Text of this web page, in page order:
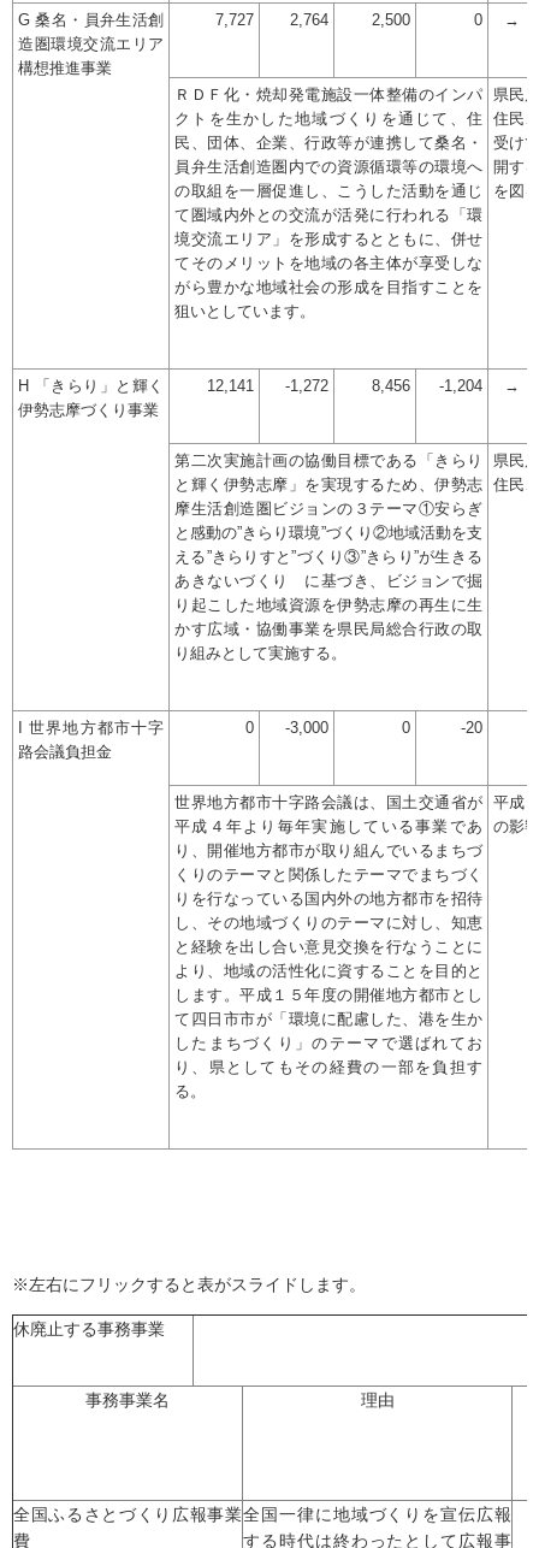
G 桑名・員弁生活創
造圏環境交流エリア
構想推進事業
7,727 2,764 2,500 0 →
ＲＤＦ化・焼却発電施設一体整備のインパ
クトを生かした地域づくりを通じて、住
民、団体、企業、行政等が連携して桑名・
員弁生活創造圏内での資源循環等の環境へ
の取組を一層促進し、こうした活動を通じ
て圏域内外との交流が活発に行われる「環
境交流エリア」を形成するとともに、併せ
てそのメリットを地域の各主体が享受しな
がら豊かな地域社会の形成を目指すことを
狙いとしています。
県民
住民
受け
開す
を図
H 「きらり」と輝く
伊勢志摩づくり事業
12,141 -1,272 8,456 -1,204 →
第二次実施計画の協働目標である「きらり
と輝く伊勢志摩」を実現するため、伊勢志
摩生活創造圏ビジョンの３テーマ①安らぎ
と感動の”きらり環境”づくり②地域活動を支
える”きらりすと”づくり③”きらり”が生きる
あきないづくり に基づき、ビジョンで掘
り起こした地域資源を伊勢志摩の再生に生
かす広域・協働事業を県民局総合行政の取
り組みとして実施する。
県民
住民
I 世界地方都市十字
路会議負担金
0 -3,000 0 -20
世界地方都市十字路会議は、国土交通省が
平成４年より毎年実施している事業であ
り、開催地方都市が取り組んでいるまちづ
くりのテーマと関係したテーマでまちづく
りを行なっている国内外の地方都市を招待
し、その地域づくりのテーマに対し、知恵
と経験を出し合い意見交換を行なうことに
より、地域の活性化に資することを目的と
します。平成１５年度の開催地方都市とし
て四日市市が「環境に配慮した、港を生か
したまちづくり」のテーマで選ばれてお
り、県としてもその経費の一部を負担す
る。
平成
の影
※左右にフリックすると表がスライドします。
休廃止する事務事業
事務事業名 理由
全国ふるさとづくり広報事業
費
全国一律に地域づくりを宣伝広報
する時代は終わったとして広報事